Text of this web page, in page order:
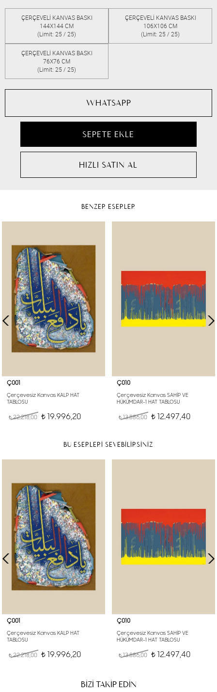
ÇERÇEVELİ KANVAS BASKI
144X144 CM
(Limit: 25 / 25)
ÇERÇEVELİ KANVAS BASKI
106X106 CM
(Limit: 25 / 25)
ÇERÇEVELİ KANVAS BASKI
76X76 CM
(Limit: 25 / 25)
WHATSAPP
BENZER ESERLER
Ç001
Çerçevesiz Kanvas KALP HAT
TABLOSU
t22.218,00 t 19.996,20
Ç010
Çerçevesiz Kanvas SAHİP VE
HÜKÜMDAR-1 HAT TABLOSU
t13.886,00 t 12.497,40
BU ESERLERİ SEVEBİLİRSİNİZ
Ç001
Çerçevesiz Kanvas KALP HAT
TABLOSU
t22.218,00 t 19.996,20
Ç010
Çerçevesiz Kanvas SAHİP VE
HÜKÜMDAR-1 HAT TABLOSU
t13.886,00 t 12.497,40
BİZİ TAKİP EDİN